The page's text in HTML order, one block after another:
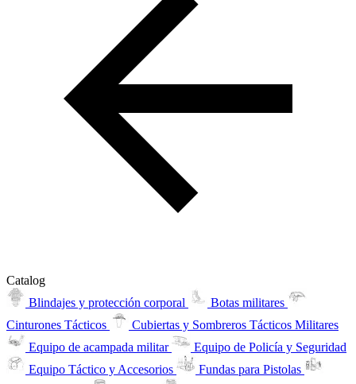
Catalog
Blindajes y protección corporal
Botas militares
Cinturones Tácticos
Cubiertas y Sombreros Tácticos Militares
Equipo de acampada militar
Equipo de Policía y Seguridad
Equipo Táctico y Accesorios
Fundas para Pistolas